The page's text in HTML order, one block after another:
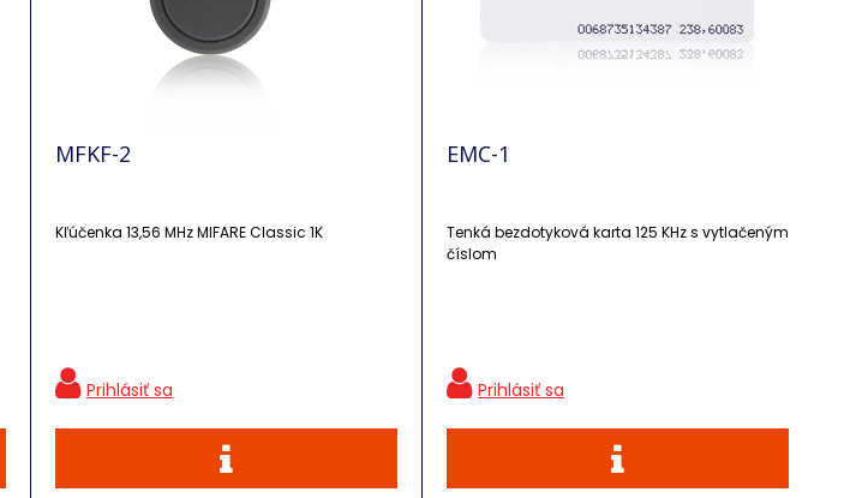
MFKF-2
Kľúčenka 13,56 MHz MIFARE Classic 1K
EMC-1
Tenká bezdotyková karta 125 KHz s vytlačeným
číslom